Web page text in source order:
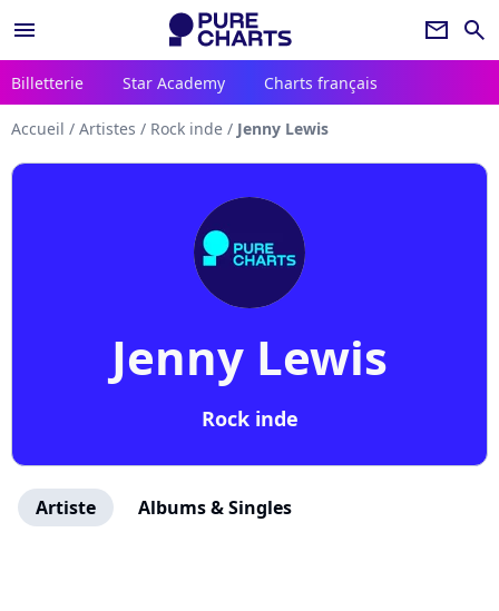
menu newsletter search
Billetterie Star Academy Charts français
Accueil / Artistes / Rock inde / Jenny Lewis
Jenny Lewis
Rock inde
Artiste Albums & Singles